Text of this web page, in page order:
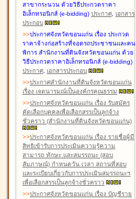
สาขากระนวน ด้วยวิธีประกวดราคา
อิเล็กทรอนิกส์ (e-bidding) ประกาศ, เอกสาร
ประกอบ
>>ประกาศจังหวัดขอนแก่น เรื่อง ประกวด
ราคาจ้างก่อสร้างที่จอดรถประชาชนและคน
พิการ สำนักงานที่ดินจังหวัดขอนแก่น ด้วย
วิธีประกวดราคาอิเล็กทรอนิกส์ (e-bidding)
ประกาศ, เอกสารประกอบ
>>ประกาศสำนักงานที่ดินจังหวัดขอนแก่น
เรื่อง เจตนารมณ์เป็นองค์กรคุณธรรม
>>ประกาศจังหวัดขอนแก่น เรื่อง รับสมัคร
คัดเลือกบุคคลเพื่อเลือกสรรเป็นลูกจ้าง
ชั่วคราว (สำนักงานที่ดินจังหวัดขอนแก่น)
>>ประกาศจังหวัดขอนแก่น เรื่อง รายชื่อผู้มี
สิทธิเข้ารับการประเมินความรู้ความ
สามารถ ทักษะ และสมรรถนะ (สอบ
สัมภาษณ์) กำหนดวัน เวลา สถานที่สอบ
และระเบียบเกี่ยวกับการประเมินสมรรถนะฯ
เพื่อเลือกสรรเป็นลูกจ้างชั่วคราว
>>ประกาศจังหวัดขอนแก่น เรื่อง บัญชีราย